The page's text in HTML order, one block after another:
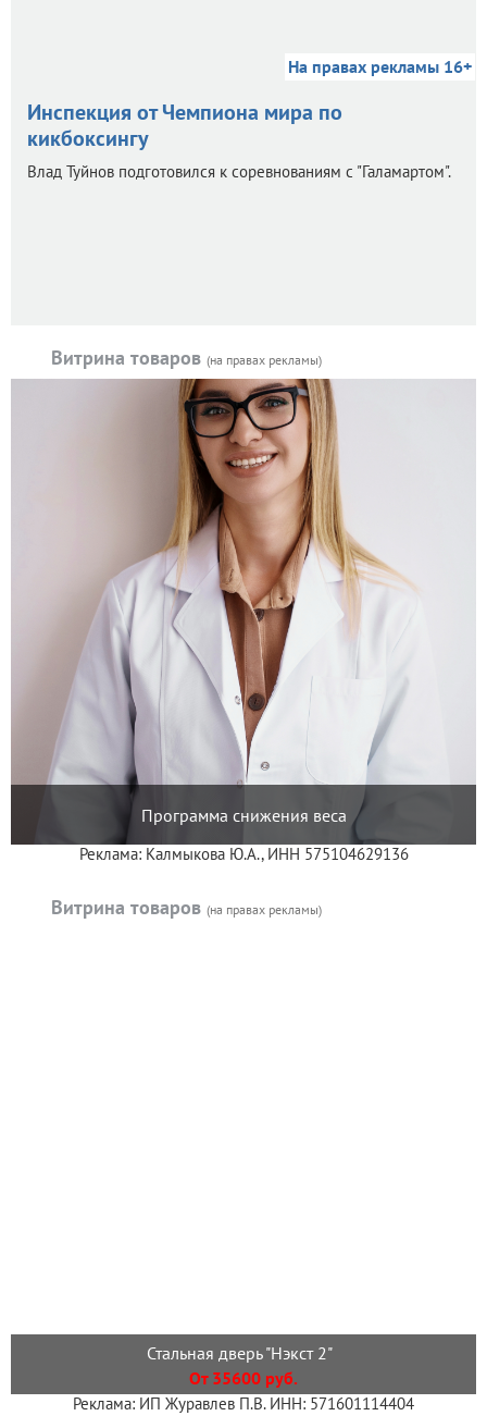
На правах рекламы 16+
Инспекция от Чемпиона мира по
кикбоксингу
Влад Туйнов подготовился к соревнованиям с "Галамартом".
Витрина товаров (на правах рекламы)
Программа снижения веса
Реклама: Калмыкова Ю.А., ИНН 575104629136
Витрина товаров (на правах рекламы)
Стальная дверь "Нэкст 2"
От 35600 руб.
Реклама: ИП Журавлев П.В. ИНН: 571601114404